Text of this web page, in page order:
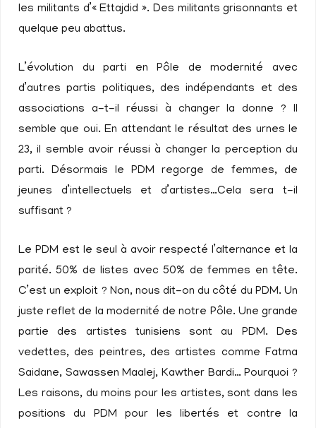
les militants d’« Ettajdid ». Des militants grisonnants et
quelque peu abattus.
L’évolution du parti en Pôle de modernité avec
d’autres partis politiques, des indépendants et des
associations a-t-il réussi à changer la donne ? Il
semble que oui. En attendant le résultat des urnes le
23, il semble avoir réussi à changer la perception du
parti. Désormais le PDM regorge de femmes, de
jeunes d’intellectuels et d’artistes…Cela sera t-il
suffisant ?
Le PDM est le seul à avoir respecté l’alternance et la
parité. 50% de listes avec 50% de femmes en tête.
C’est un exploit ? Non, nous dit-on du côté du PDM. Un
juste reflet de la modernité de notre Pôle. Une grande
partie des artistes tunisiens sont au PDM. Des
vedettes, des peintres, des artistes comme Fatma
Saidane, Sawassen Maalej, Kawther Bardi… Pourquoi ?
Les raisons, du moins pour les artistes, sont dans les
positions du PDM pour les libertés et contre la